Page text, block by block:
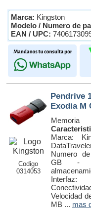
Marca: Kingston
Modelo / Numero de
EAN / UPC:
Codigo
0314053
Pendrive
Exodia M
Marca:
Numero
GB -
Velocidad
MB ... mas